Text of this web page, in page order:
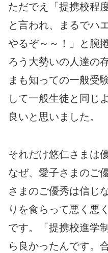
ただでえ「提携校程
と言われ、まるでハ
やるぞ～～！」と腕
ろう大勢いの人達の
まも知っての一般受
して一般生徒と同じ
良いと思いました。
それだけ悠仁さまは
なぜ、愛子さまのご
さまのご優秀は信じ
りを食らって悪く悪
です。「提携校進学
ら良かったんです。